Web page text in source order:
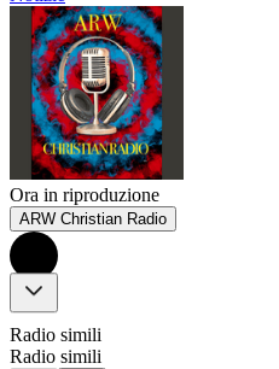
Ora in riproduzione
ARW Christian Radio
Radio simili
Radio simili